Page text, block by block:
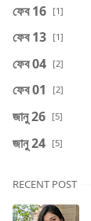
ফেব 16 [1]
ফেব 13 [1]
ফেব 04 [2]
ফেব 01 [2]
জানু 26 [5]
জানু 24 [5]
RECENT POST